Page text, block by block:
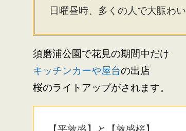
日曜昼時、多くの人で大賑わい
須磨浦公園で花見の期間中だけ
キッチンカーや屋台の出店
桜のライトアップがされます。